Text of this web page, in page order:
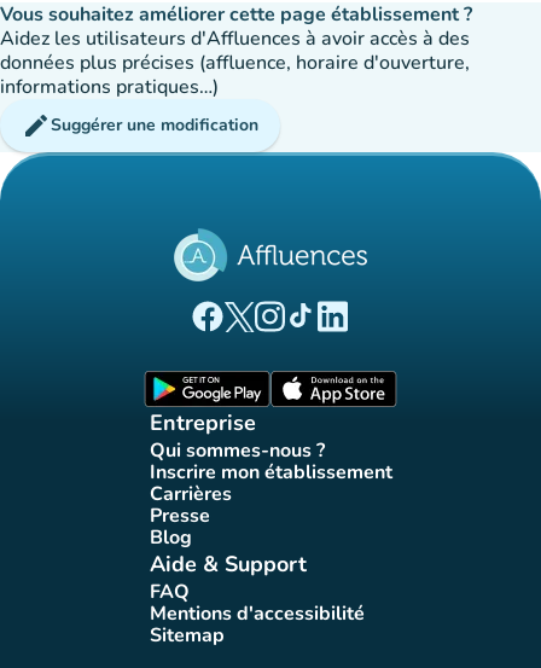
Vous souhaitez améliorer cette page établissement ?
Aidez les utilisateurs d'Affluences à avoir accès à des
données plus précises (affluence, horaire d'ouverture,
informations pratiques…)
editSuggérer une modification
(nouvel onglet)
(nouvel onglet)
(nouvel onglet)
(nouvel onglet)
(nouvel onglet)
Entreprise
Qui sommes-nous ?
(nouvel onglet)
Inscrire mon établissement
(nouvel onglet)
Carrières(nouvel onglet)
Presse(nouvel onglet)
Blog(nouvel onglet)
Aide & Support
FAQ(nouvel onglet)
Mentions d'accessibilité
(nouvel onglet)
Sitemap(nouvel onglet)